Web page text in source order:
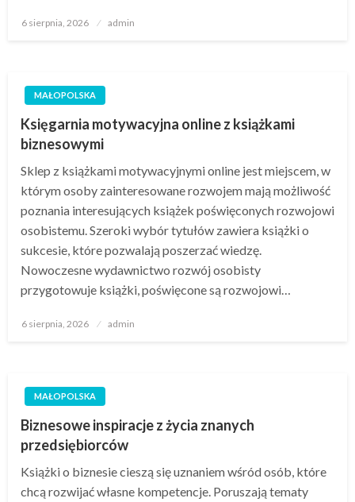
Opublikowane
6 sierpnia, 2026 admin
MAŁOPOLSKA
Księgarnia motywacyjna online z książkami
biznesowymi
Sklep z książkami motywacyjnymi online jest miejscem, w
którym osoby zainteresowane rozwojem mają możliwość
poznania interesujących książek poświęconych rozwojowi
osobistemu. Szeroki wybór tytułów zawiera książki o
sukcesie, które pozwalają poszerzać wiedzę.
Nowoczesne wydawnictwo rozwój osobisty
przygotowuje książki, poświęcone są rozwojowi…
Opublikowane
6 sierpnia, 2026 admin
MAŁOPOLSKA
Biznesowe inspiracje z życia znanych
przedsiębiorców
Książki o biznesie cieszą się uznaniem wśród osób, które
chcą rozwijać własne kompetencje. Poruszają tematy